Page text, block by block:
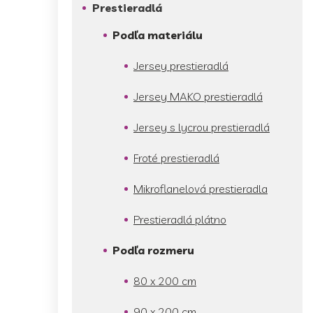
Prestieradlá
Podľa materiálu
Jersey prestieradlá
Jersey MAKO prestieradlá
Jersey s lycrou prestieradlá
Froté prestieradlá
Mikroflanelová prestieradla
Prestieradlá plátno
Podľa rozmeru
80 x 200 cm